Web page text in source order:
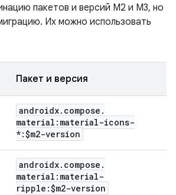
пакетов и версий M2 и M3, но
Их можно использовать
Пакет и версия
androidx. compose .
material:material-icons-
*:$m2-version
androidx. compose .
material:material-
ripple:$m2-version